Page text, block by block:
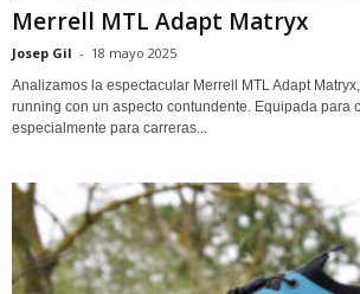
Merrell MTL Adapt Matryx
Josep Gil - 18 mayo 2025
Analizamos la espectacular Merrell MTL Adapt
running con un aspecto contundente. Equipada para
especialmente para carreras...